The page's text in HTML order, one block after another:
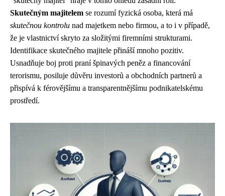
Skutečným majitelem se rozumí fyzická osoba, která má
skutečnou kontrolu nad majetkem nebo firmou, a to i v případě,
že je vlastnictví skryto za složitými firemními strukturami.
Identifikace skutečného majitele přináší mnoho pozitiv.
Usnadňuje boj proti praní špinavých peněz a financování
terorismu, posiluje důvěru investorů a obchodních partnerů a
přispívá k férovějšímu a transparentnějšímu podnikatelskému
prostředí.